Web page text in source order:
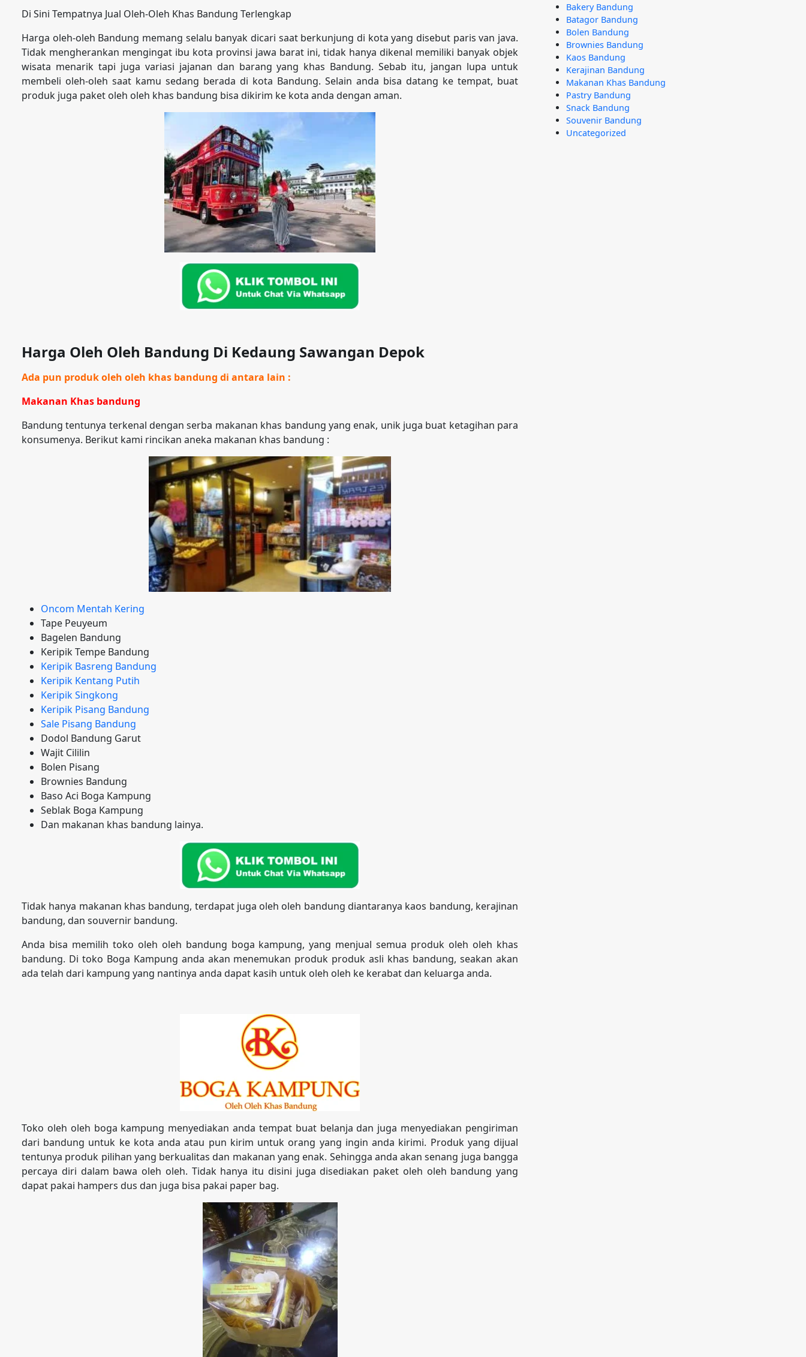
Di Sini Tempatnya Jual Oleh-Oleh Khas Bandung Terlengkap
Harga oleh-oleh Bandung memang selalu banyak dicari saat berkunjung di kota yang disebut paris van java.
Tidak mengherankan mengingat ibu kota provinsi jawa barat ini, tidak hanya dikenal memiliki banyak objek
wisata menarik tapi juga variasi jajanan dan barang yang khas Bandung. Sebab itu, jangan lupa untuk
membeli oleh-oleh saat kamu sedang berada di kota Bandung. Selain anda bisa datang ke tempat, buat
produk juga paket oleh oleh khas bandung bisa dikirim ke kota anda dengan aman.
Harga Oleh Oleh Bandung Di Kedaung Sawangan Depok
Ada pun produk oleh oleh khas bandung di antara lain :
Makanan Khas bandung
Bandung tentunya terkenal dengan serba makanan khas bandung yang enak, unik juga buat ketagihan para
konsumenya. Berikut kami rincikan aneka makanan khas bandung :
Oncom Mentah Kering
Tape Peuyeum
Bagelen Bandung
Keripik Tempe Bandung
Keripik Basreng Bandung
Keripik Kentang Putih
Keripik Singkong
Keripik Pisang Bandung
Sale Pisang Bandung
Dodol Bandung Garut
Wajit Cililin
Bolen Pisang
Brownies Bandung
Baso Aci Boga Kampung
Seblak Boga Kampung
Dan makanan khas bandung lainya.
Tidak hanya makanan khas bandung, terdapat juga oleh oleh bandung diantaranya kaos bandung, kerajinan
bandung, dan souvernir bandung.
Anda bisa memilih toko oleh oleh bandung boga kampung, yang menjual semua produk oleh oleh khas
bandung. Di toko Boga Kampung anda akan menemukan produk produk asli khas bandung, seakan akan
ada telah dari kampung yang nantinya anda dapat kasih untuk oleh oleh ke kerabat dan keluarga anda.
Toko oleh oleh boga kampung menyediakan anda tempat buat belanja dan juga menyediakan pengiriman
dari bandung untuk ke kota anda atau pun kirim untuk orang yang ingin anda kirimi. Produk yang dijual
tentunya produk pilihan yang berkualitas dan makanan yang enak. Sehingga anda akan senang juga bangga
percaya diri dalam bawa oleh oleh. Tidak hanya itu disini juga disediakan paket oleh oleh bandung yang
dapat pakai hampers dus dan juga bisa pakai paper bag.
Bakery Bandung
Batagor Bandung
Bolen Bandung
Brownies Bandung
Kaos Bandung
Kerajinan Bandung
Makanan Khas Bandung
Pastry Bandung
Snack Bandung
Souvenir Bandung
Uncategorized